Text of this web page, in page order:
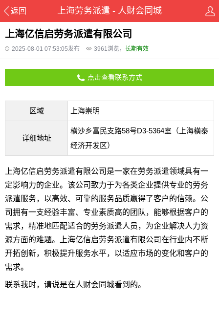
上海亿信启劳务派遣有限公司
2025-08-01 07:53:05发布 3961浏览， 长期有效
点击查看联系方式
区域 上海崇明
详细地址
横沙乡富民支路58号D3-5364室（上海横泰
经济开发区）
上海亿信启劳务派遣有限公司是一家在劳务派遣领域具有一
定影响力的企业。该公司致力于为各类企业提供专业的劳务
派遣服务，以高效、可靠的服务品质赢得了客户的信赖。公
司拥有一支经验丰富、专业素质高的团队，能够根据客户的
需求，精准地匹配适合的劳务派遣人员，为企业解决人力资
源方面的难题。上海亿信启劳务派遣有限公司在行业内不断
开拓创新，积极提升服务水平，以适应市场的变化和客户的
需求。
联系我时，请说是在人财会同城看到的。
返回 上海劳务派遣 - 人财会同城